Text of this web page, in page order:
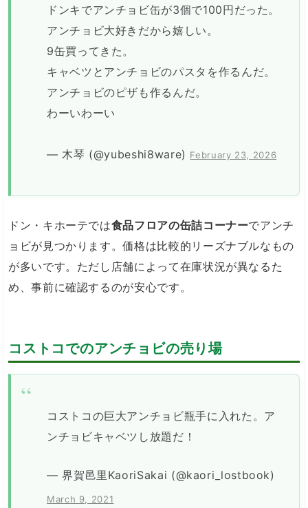
ドンキでアンチョビ缶が3個で100円だった。
アンチョビ大好きだから嬉しい。
9缶買ってきた。
キャベツとアンチョビのパスタを作るんだ。
アンチョビのピザも作るんだ。
わーいわーい
— 木琴 (@yubeshi8ware) February 23, 2026
ドン・キホーテでは食品フロアの缶詰コーナーでアンチ
ョビが見つかります。価格は比較的リーズナブルなもの
が多いです。ただし店舗によって在庫状況が異なるた
め、事前に確認するのが安心です。
コストコでのアンチョビの売り場
コストコの巨大アンチョビ瓶手に入れた。ア
ンチョビキャベツし放題だ！
— 界賀邑里KaoriSakai (@kaori_lostbook)
March 9, 2021